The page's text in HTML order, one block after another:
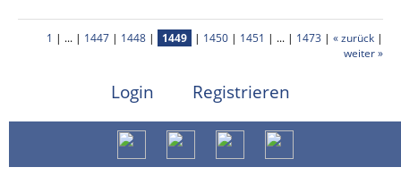
1 | ... | 1447 | 1448 | 1449 | 1450 | 1451 | ... | 1473 | « zurück |
weiter »
Login Registrieren